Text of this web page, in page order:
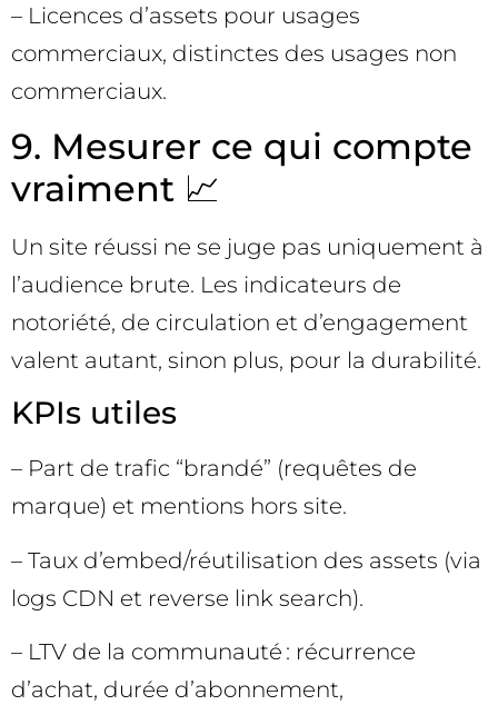
– Licences d’assets pour usages
commerciaux, distinctes des usages non
commerciaux.
9. Mesurer ce qui compte
vraiment 📈
Un site réussi ne se juge pas uniquement à
l’audience brute. Les indicateurs de
notoriété, de circulation et d’engagement
valent autant, sinon plus, pour la durabilité.
KPIs utiles
– Part de trafic “brandé” (requêtes de
marque) et mentions hors site.
– Taux d’embed/réutilisation des assets (via
logs CDN et reverse link search).
– LTV de la communauté : récurrence
d’achat, durée d’abonnement,